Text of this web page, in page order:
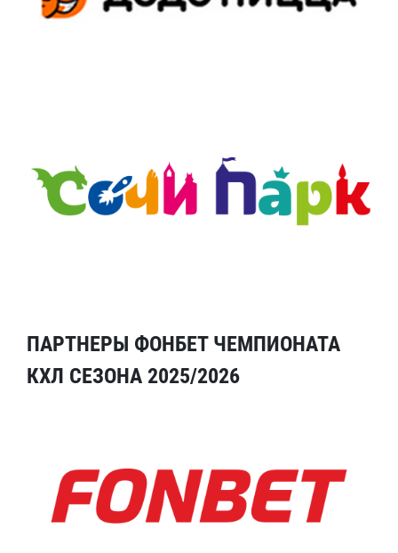
ПАРТНЕРЫ ФОНБЕТ ЧЕМПИОНАТА
КХЛ СЕЗОНА 2025/2026